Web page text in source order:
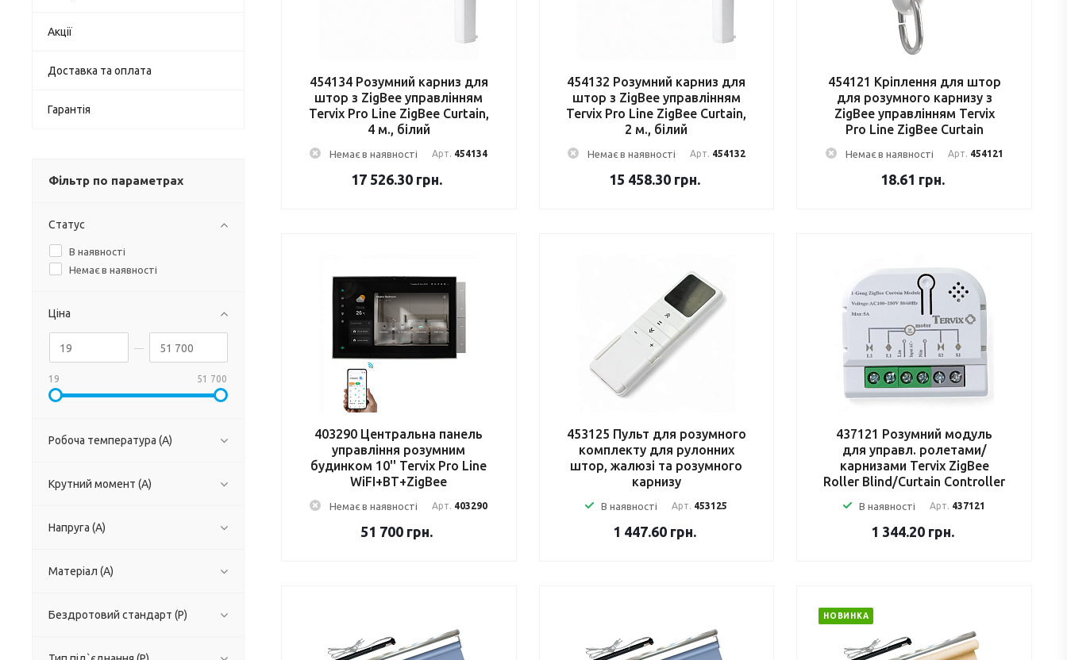
454134 Розумний карниз для
штор з ZigBee управлінням
Tervix Pro Line ZigBee Curtain,
4 м., білий
Немає в наявності Арт. 454134
17 526.30 грн.
454132 Розумний карниз для
штор з ZigBee управлінням
Tervix Pro Line ZigBee Curtain,
2 м., білий
Немає в наявності Арт. 454132
15 458.30 грн.
454121 Кріплення для штор
для розумного карнизу з
ZigBee управлінням Tervix
Pro Line ZigBee Curtain
Немає в наявності Арт. 454121
18.61 грн.
403290 Центральна панель
управління розумним
будинком 10'' Tervix Pro Line
WiFI+BT+ZigBee
Немає в наявності Арт. 403290
51 700 грн.
453125 Пульт для розумного
комплекту для рулонних
штор, жалюзі та розумного
карнизу
В наявності Арт. 453125
1 447.60 грн.
437121 Розумний модуль
для управл. ролетами/
карнизами Tervix ZigBee
Roller Blind/Curtain Controller
В наявності Арт. 437121
1 344.20 грн.
НОВИНКА
Акції
Доставка та оплата
Гарантія
Фільтр по параметрах
Статус
В наявності
Немає в наявності
Ціна
19 51 700
Робоча температура (А)
Крутний момент (А)
Напруга (А)
Матеріал (А)
Бездротовий стандарт (Р)